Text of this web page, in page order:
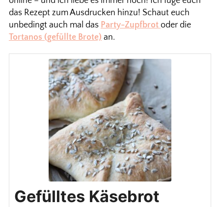
das Rezept zum Ausdrucken hinzu! Schaut euch
unbedingt auch mal das Party-Zupfbrot oder die
Tortanos (gefüllte Brote) an.
Gefülltes Käsebrot